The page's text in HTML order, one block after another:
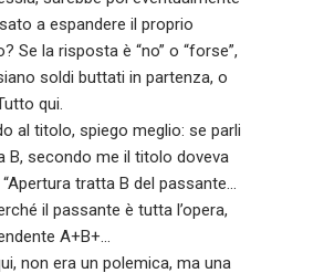
a espandere il proprio
Se la risposta è “no” o “forse”,
soldi buttati in partenza, o
qui.
al titolo, spiego meglio: se parli
B, secondo me il titolo doveva
tratta B del passante…
il passante è tutta l’opera,
A+B+…
non era un polemica, ma una